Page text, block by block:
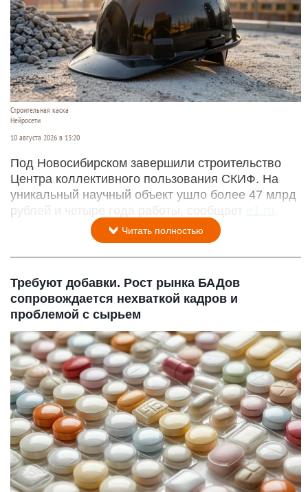
Строительная каска
Нейросети
10 августа 2026 в 13:20
Под Новосибирском завершили строительство
Центра коллективного пользования СКИФ. На
уникальный научный объект ушло более 47 млрд
рублей и четыре года работы, сообщает
e1.ru
Читать полностью
Требуют добавки. Рост рынка БАДов
сопровождается нехваткой кадров и
проблемой с сырьем